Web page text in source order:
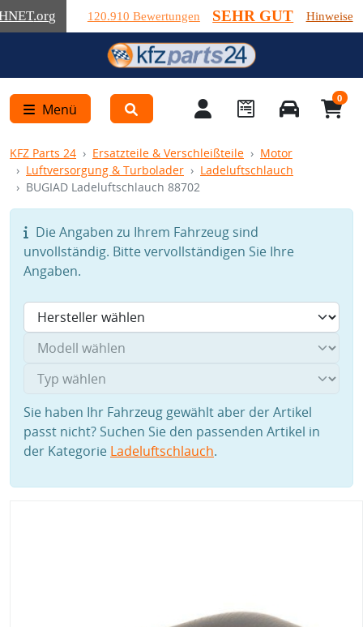
.org 120.910 Bewertungen SEHR GUT Hinweise
Menü
0
KFZ Parts 24 Ersatzteile & Verschleißteile
Motor
Luftversorgung & Turbolader
Ladeluftschlauch
BUGIAD Ladeluftschlauch 88702
Die Angaben zu Ihrem Fahrzeug sind
unvollständig. Bitte vervollständigen Sie Ihre
Angaben.
Sie haben Ihr Fahrzeug gewählt aber der Artikel
passt nicht? Suchen Sie den passenden Artikel in
der Kategorie Ladeluftschlauch.